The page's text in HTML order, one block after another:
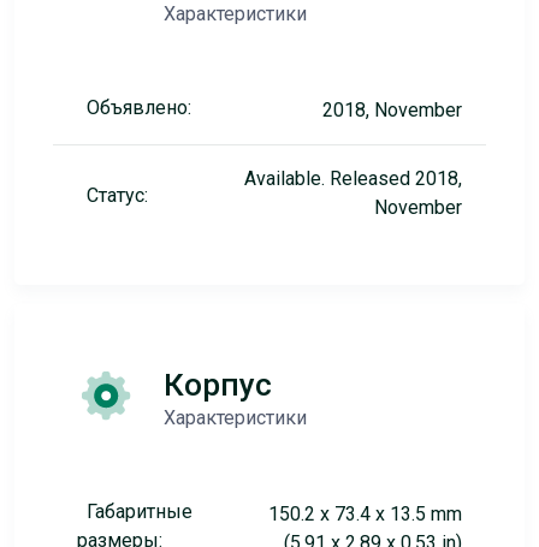
Характеристики
Объявлено: 2018, November
Статус:
Available. Released 2018,
November
Корпус
Характеристики
Габаритные
размеры:
150.2 x 73.4 x 13.5 mm
(5.91 x 2.89 x 0.53 in)